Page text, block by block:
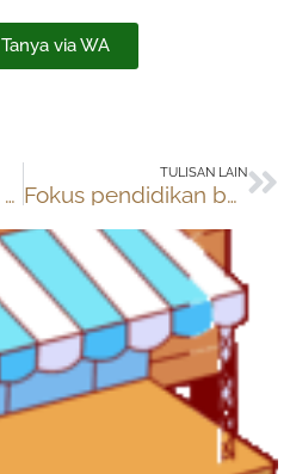
Tanya via WA
Rekaman lagu “Aku Bisa”
TULISAN LAIN
Fokus pendidikan bukan mengajar